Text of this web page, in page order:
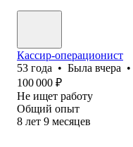
Кассир-операционист
53 года • Была вчера •
100 000 ₽
Не ищет работу
Общий опыт
8 лет 9 месяцев